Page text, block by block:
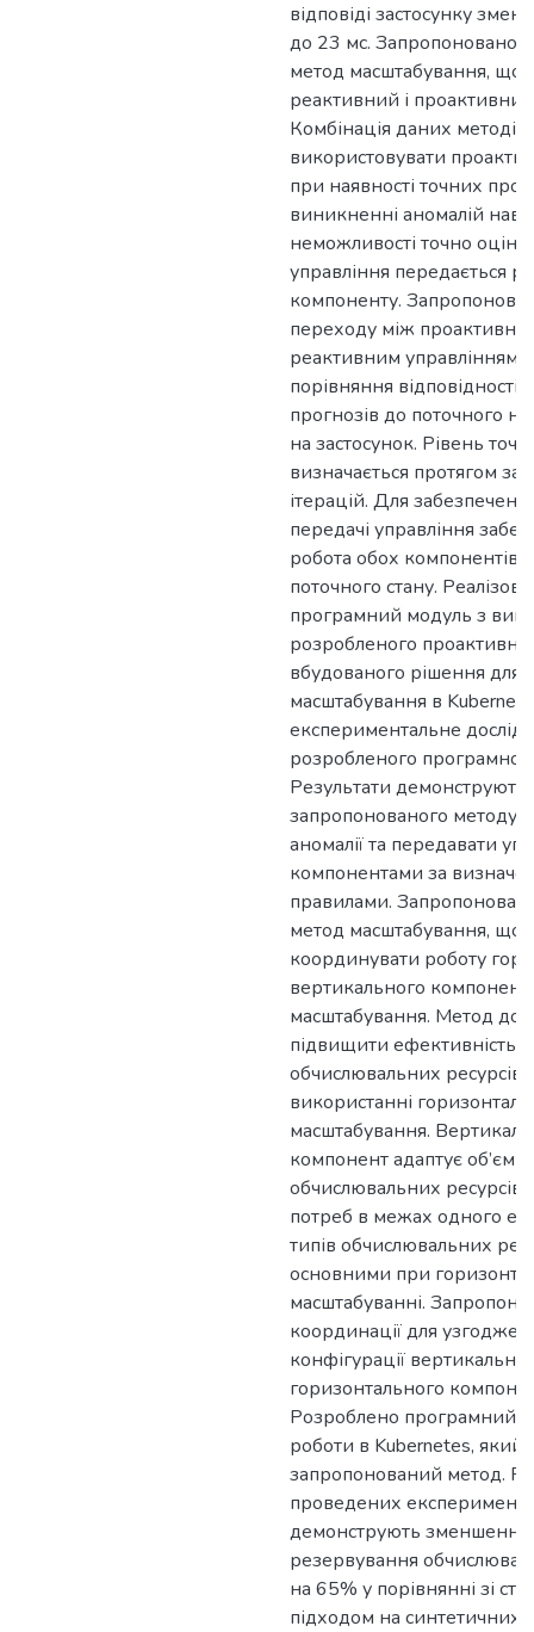
відповіді застосунку
до 23 мс. Запропоновано
метод масштабування, що
реактивний і
Комбінація даних методів
використовувати
при наявності точних
виникненні аномалій
неможливості точно
управління передається
компоненту.
переходу між
реактивним управлінням
порівняння
прогнозів до поточного
на застосунок. Рівень
визначається протягом
ітерацій. Для
передачі управління
робота обох компонентів
поточного стану.
програмний модуль з
розробленого
вбудованого рішення для
масштабування в
експериментальне
розробленого
Результати демонструють
запропонованого методу
аномалії та передавати
компонентами за
правилами.
метод масштабування, що
координувати роботу
вертикального
масштабування. Метод
підвищити ефективність
обчислювальних ресурсів
використанні
масштабування.
компонент адаптує об’єм
обчислювальних ресурсів
потреб в межах одного
типів обчислювальних
основними при
масштабуванні.
координації для
конфігурації
горизонтального
Розроблено програмний
роботи в Kubernetes, який
запропонований метод.
проведених
демонструють зменшення
резервування
на 65% у порівнянні зі
підходом на синтетичних